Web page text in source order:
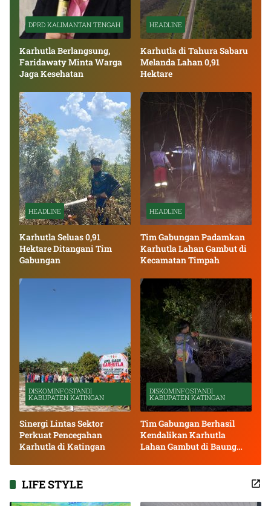
DPRD KALIMANTAN TENGAH
Karhutla Berlangsung,
Faridawaty Minta Warga
Jaga Kesehatan
HEADLINE
Karhutla di Tahura Sabaru
Melanda Lahan 0,91
Hektare
HEADLINE
Karhutla Seluas 0,91
Hektare Ditangani Tim
Gabungan
HEADLINE
Tim Gabungan Padamkan
Karhutla Lahan Gambut di
Kecamatan Timpah
DISKOMINFOSTANDI
KABUPATEN KATINGAN
Sinergi Lintas Sektor
Perkuat Pencegahan
Karhutla di Katingan
DISKOMINFOSTANDI
KABUPATEN KATINGAN
Tim Gabungan Berhasil
Kendalikan Karhutla
Lahan Gambut di Baung
LIFE STYLE